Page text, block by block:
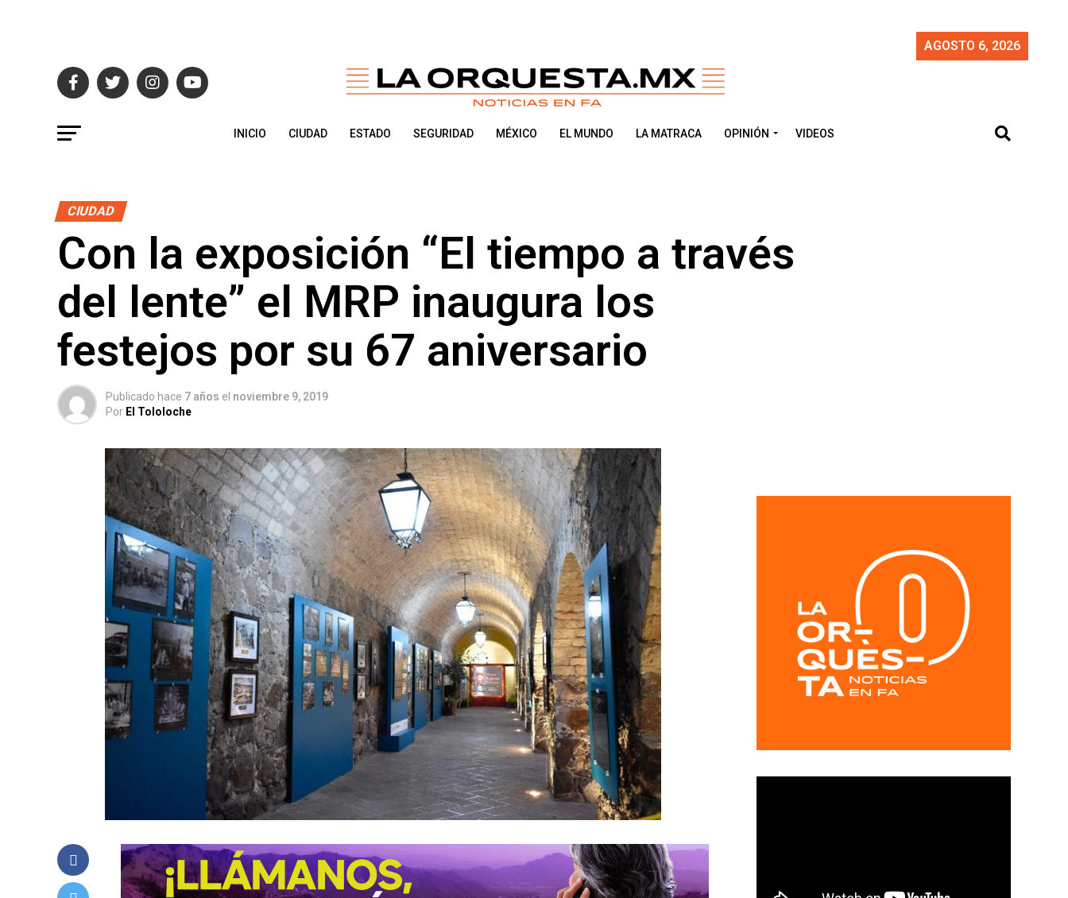
AGOSTO 6, 2026
INICIO CIUDAD ESTADO SEGURIDAD MÉXICO EL MUNDO LA MATRACA OPINIÓN VIDEOS
CIUDAD
Con la exposición “El tiempo a través
del lente” el MRP inaugura los
festejos por su 67 aniversario
Publicado hace 7 años el noviembre 9, 2019
Por El Tololoche